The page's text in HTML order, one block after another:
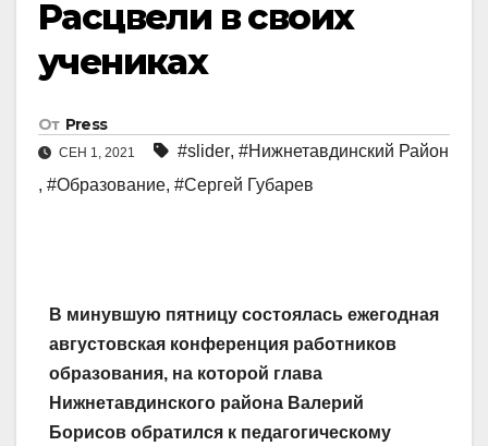
Расцвели в своих
учениках
От Press
СЕН 1, 2021 #slider, #Нижнетавдинский Район
, #Образование, #Сергей Губарев
В минувшую пятницу состоялась ежегодная
августовская конференция работников
образования, на которой глава
Нижнетавдинского района Валерий
Борисов обратился к педагогическому